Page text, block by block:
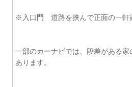
※入口門 道路を挟んで正面の一軒
一部のカーナビでは、段差がある
あります。